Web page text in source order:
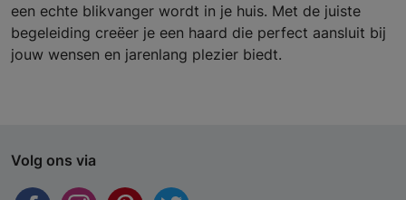
een echte blikvanger wordt in je huis. Met de juiste
begeleiding creëer je een haard die perfect aansluit bij
jouw wensen en jarenlang plezier biedt.
Volg ons via